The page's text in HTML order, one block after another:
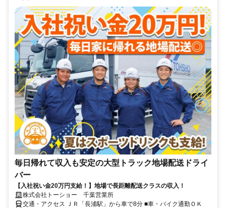
毎日帰れて収入も安定の大型トラック地場配送ドライ
バー
【入社祝い金20万円支給！】地場で長距離配送クラスの収入！
株式会社トーショー 千葉営業所
交通・アクセス ＪＲ「長浦駅」から車で8分 ■車・バイク通勤ＯＫ